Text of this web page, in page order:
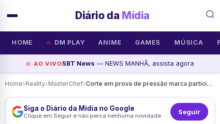
Diário da Mídia
HOME DM PLAY ANIME GAMES MÚSICA
AO VIVOSBT News — NEWS MANHÃ, assista agora
Home›Reality›MasterChef› Corte em prova de pressão marca participação no MasterChef
Siga o Diário da Mídia no Google
Clique em Seguir e não perca nenhuma novidade. Seguir